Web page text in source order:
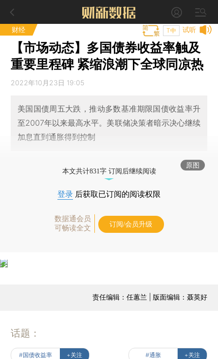
财经 试听
T中
【市场动态】多国债券收益率触及
重要里程碑 紧缩浪潮下全球同凉热
2022年10月23日 19:05
美国国债周五大跌，推动多数基准期限国债收益率升
至2007年以来最高水平。美联储决策者暗示决心继续
加息直到通胀得到控制
原图
本文共计831字 订阅后继续阅读
登录 后获取已订阅的阅读权限
数据通会员
可畅读全文
订阅/会员升级
责任编辑：任蕙兰 | 版面编辑：聂英好
话题：
#国债收益率 +关注 #通胀 +关注